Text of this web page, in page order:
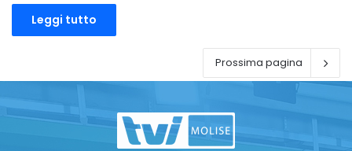
Leggi tutto
Prossima pagina